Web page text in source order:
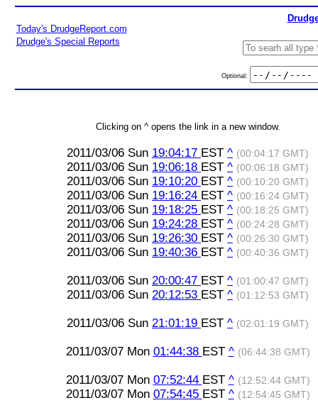
Today's DrudgeReport.com
Drudge's Special Reports
Optional:
Clicking on ^ opens the link in a new window.
2011/03/06 Sun 19:04:17 EST ^ (00:04:17 GMT)
2011/03/06 Sun 19:06:18 EST ^ (00:06:18 GMT)
2011/03/06 Sun 19:10:20 EST ^ (00:10:20 GMT)
2011/03/06 Sun 19:16:24 EST ^ (00:16:24 GMT)
2011/03/06 Sun 19:18:25 EST ^ (00:18:25 GMT)
2011/03/06 Sun 19:24:28 EST ^ (00:24:28 GMT)
2011/03/06 Sun 19:26:30 EST ^ (00:26:30 GMT)
2011/03/06 Sun 19:40:36 EST ^ (00:40:36 GMT)
2011/03/06 Sun 20:00:47 EST ^ (01:00:47 GMT)
2011/03/06 Sun 20:12:53 EST ^ (01:12:53 GMT)
2011/03/06 Sun 21:01:19 EST ^ (02:01:19 GMT)
2011/03/07 Mon 01:44:38 EST ^ (06:44:38 GMT)
2011/03/07 Mon 07:52:44 EST ^ (12:52:44 GMT)
2011/03/07 Mon 07:54:45 EST ^ (12:54:45 GMT)